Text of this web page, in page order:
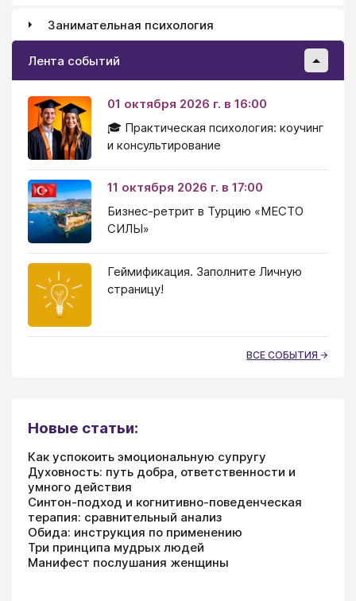
Занимательная психология
Лента событий
01 октября 2026 г. в 16:00
🎓 Практическая психология: коучинг
и консультирование
11 октября 2026 г. в 17:00
Бизнес-ретрит в Турцию «МЕСТО
СИЛЫ»
Геймификация. Заполните Личную
страницу!
ВСЕ СОБЫТИЯ
Новые статьи:
Как успокоить эмоциональную супругу
Духовность: путь добра, ответственности и
умного действия
Синтон-подход и когнитивно-поведенческая
терапия: сравнительный анализ
Обида: инструкция по применению
Три принципа мудрых людей
Манифест послушания женщины